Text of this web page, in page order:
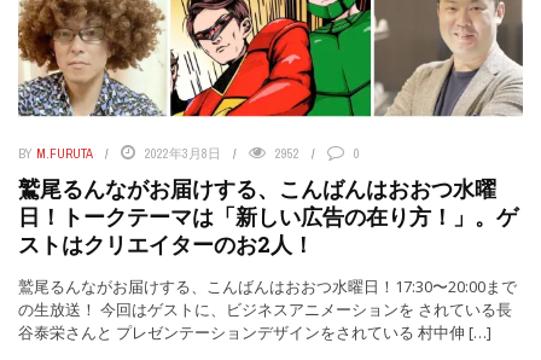
BY M.FURUTA 2022年3月8日 2952 0
鷲尾るんながお届けする、こんばんはおおつ水曜
日！トークテーマは「新しい広告の在り方！」。ゲ
ストはクリエイターのお2人！
鷲尾るんながお届けする、こんばんはおおつ水曜日！17:30〜20:00まで
の生放送！ 今回はゲストに、ビジネスアニメーションを されている長
谷泰栄さんと プレゼンテーションデザインをされている 村中伸 […]